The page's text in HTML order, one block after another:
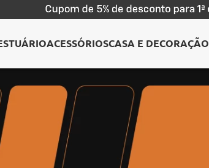
ACESSÓRIOSCASA E DECORAÇÃO